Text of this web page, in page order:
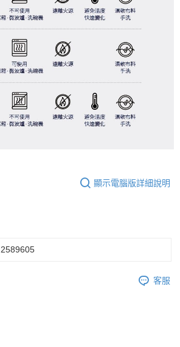
顯示電腦版詳細說明
2589605
客服